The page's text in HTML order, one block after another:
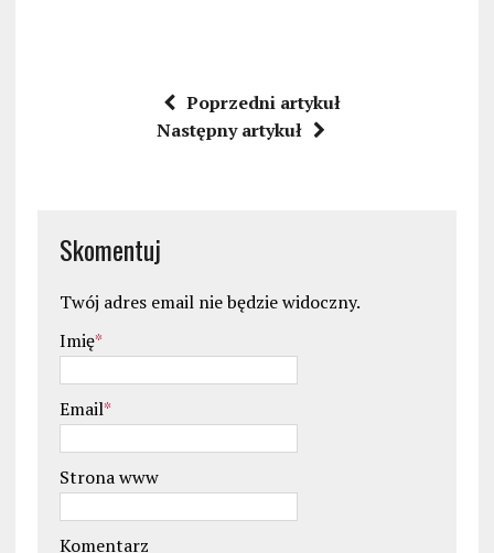
Poprzedni artykuł
Następny artykuł
Skomentuj
Twój adres email nie będzie widoczny.
Imię*
Email*
Strona www
Komentarz